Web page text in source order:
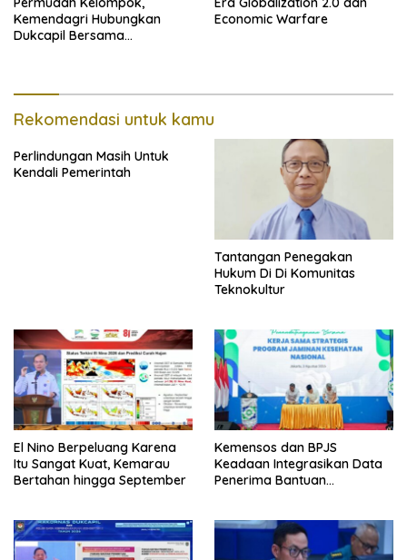
Kemendagri Hubungkan
Dukcapil Bersama
Economic Warfare
Rekomendasi untuk kamu
Perlindungan Masih Untuk
Kendali Pemerintah
Tantangan Penegakan
Hukum Di Di Komunitas
Teknokultur
El Nino Berpeluang Karena
Itu Sangat Kuat, Kemarau
Bertahan hingga September
Kemensos dan BPJS
Keadaan Integrasikan Data
Penerima Bantuan